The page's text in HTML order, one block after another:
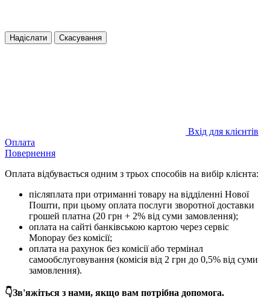
Надіслати Скасування
Вхід для клієнтів
Оплата
Повернення
Оплата відбувається одним з трьох способів на вибір клієнта:
післяплата при отриманні товару на відділенні Нової
Пошти, при цьому оплата послуги зворотної доставки
грошей платна (20 грн + 2% від суми замовлення);
оплата на сайті банківською картою через сервіс
Monopay без комісії;
оплата на рахунок без комісії або термінал
самообслуговування (комісія від 2 грн до 0,5% від суми
замовлення).
👇Зв'яжіться з нами, якщо вам потрібна допомога.